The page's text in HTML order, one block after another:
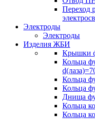
Переход
Электроды
Электроды
Изделия ЖБИ
Крышки
Кольца
Кольца
Кольца
Днища
Кольца
Кольца